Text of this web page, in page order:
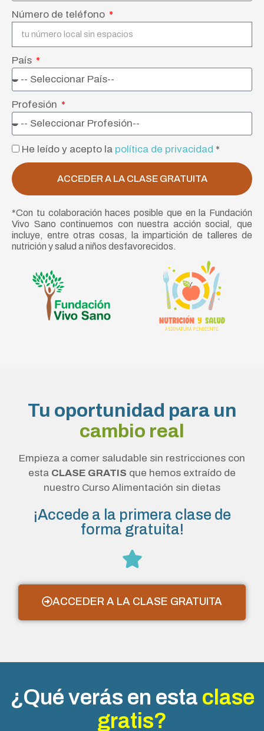
Número de teléfono
País
Profesión
He leído y acepto la política de privacidad *
ACCEDER A LA CLASE GRATUITA
*Con tu colaboración haces posible que en la Fundación
Vivo Sano continuemos con nuestra acción social, que
incluye, entre otras cosas, la impartición de talleres de
nutrición y salud a niños desfavorecidos.
Tu oportunidad para un
cambio real
Empieza a comer saludable sin restricciones con
esta CLASE GRATIS que hemos extraído de
nuestro Curso Alimentación sin dietas
¡Accede a la primera clase de
forma gratuita!
ACCEDER A LA CLASE GRATUITA
¿Qué verás en esta clase
gratis?